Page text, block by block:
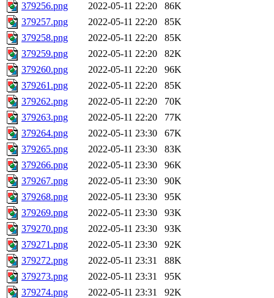
379256.png
2022-05-11 22:20
86K
379257.png
2022-05-11 22:20
85K
379258.png
2022-05-11 22:20
85K
379259.png
2022-05-11 22:20
82K
379260.png
2022-05-11 22:20
96K
379261.png
2022-05-11 22:20
85K
379262.png
2022-05-11 22:20
70K
379263.png
2022-05-11 22:20
77K
379264.png
2022-05-11 23:30
67K
379265.png
2022-05-11 23:30
83K
379266.png
2022-05-11 23:30
96K
379267.png
2022-05-11 23:30
90K
379268.png
2022-05-11 23:30
95K
379269.png
2022-05-11 23:30
93K
379270.png
2022-05-11 23:30
93K
379271.png
2022-05-11 23:30
92K
379272.png
2022-05-11 23:31
88K
379273.png
2022-05-11 23:31
95K
379274.png
2022-05-11 23:31
92K